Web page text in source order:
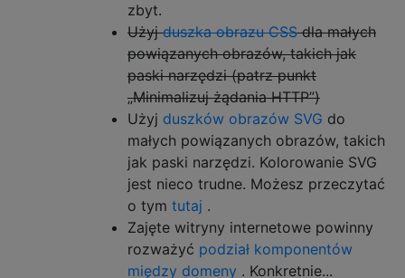
zbyt.
Użyjduszka obrazu CSSdla małych
powiązanych obrazów, takich jak
paski narzędzi (patrz punkt
„Minimalizuj żądania HTTP”)
Użyj duszków obrazów SVG do
małych powiązanych obrazów, takich
jak paski narzędzi. Kolorowanie SVG
jest nieco trudne. Możesz przeczytać
o tym tutaj .
Zajęte witryny internetowe powinny
rozważyć podział komponentów
między domeny . Konkretnie...